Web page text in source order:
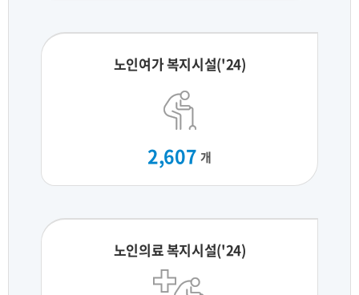
노인여가 복지시설('24)
2,607 개
노인의료 복지시설('24)